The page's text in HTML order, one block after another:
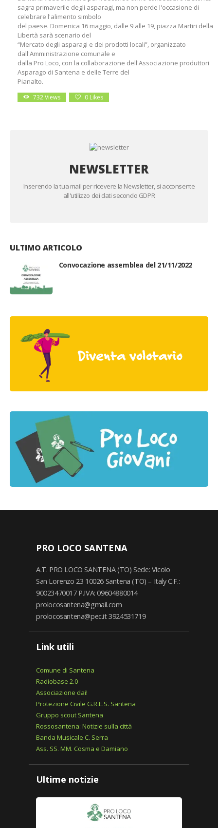
sagra primaverile degli asparagi, ma non perde l'occasione di
celebrare l'alimento simbolo
del paese. Domenica 16 maggio, dalle 9 alle 19, piazza Martiri della
Libertà sarà scenario del
“Mercato degli asparagi e dei prodotti locali”, organizzato
dall'Amministrazione comunale e
dalla Pro Loco, con la collaborazione dell'Associazione produttori
Asparago di Santena e delle Terre del
Pianalto.
732Views 0 Likes
NEWSLETTER
Inserendo la tua mail per ricevere la Newsletter, si acconsente
all'utilizzo dei dati secondo GDPR
ULTIMO ARTICOLO
Convocazione assemblea del 21/11/2022
PRO LOCO SANTENA
A.T. PRO LOCO SANTENA (TO) Sede: Vicolo
San Lorenzo 23 10026 Santena (TO) – Italy C.F.:
90023470017 P.IVA: 09604880014
prolocosantena@gmail.com
prolocosantena@pec.it 3924531719
Link utili
Comune di Santena
Radiobase 2.0
Associazione dai!
Protezione Civile G.R.E.S. Santena
Gruppo scout Santena
Rossosantena: Notizie sulla città
Banda Musicale C. Serra
Ass. SS. MM. Cosma e Damiano
Ultime notizie